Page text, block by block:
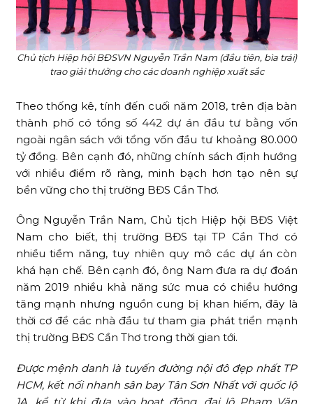
Chủ tịch Hiệp hội BĐSVN Nguyễn Trần Nam (đầu tiên, bìa trái)
trao giải thưởng cho các doanh nghiệp xuất sắc
Theo thống kê, tính đến cuối năm 2018, trên địa bàn
thành phố có tổng số 442 dự án đầu tư bằng vốn
ngoài ngân sách với tổng vốn đầu tư khoảng 80.000
tỷ đồng. Bên cạnh đó, những chính sách định hướng
với nhiều điểm rõ ràng, minh bạch hơn tạo nên sự
bền vững cho thị trường BĐS Cần Thơ.
Ông Nguyễn Trần Nam, Chủ tịch Hiệp hội BĐS Việt
Nam cho biết, thị trường BĐS tại TP Cần Thơ có
nhiều tiềm năng, tuy nhiên quy mô các dự án còn
khá hạn chế. Bên cạnh đó, ông Nam đưa ra dự đoán
năm 2019 nhiều khả năng sức mua có chiều hướng
tăng mạnh nhưng nguồn cung bị khan hiếm, đây là
thời cơ để các nhà đầu tư tham gia phát triển mạnh
thị trường BĐS Cần Thơ trong thời gian tới.
Được mệnh danh là tuyến đường nội đô đẹp nhất TP
HCM, kết nối nhanh sân bay Tân Sơn Nhất với quốc lộ
1A, kể từ khi đưa vào hoạt động, đại lộ Phạm Văn